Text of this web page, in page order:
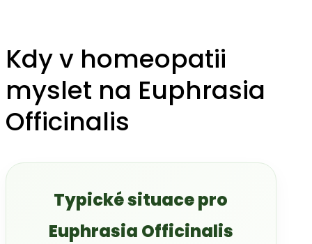
Kdy v homeopatii
myslet na Euphrasia
Officinalis
Typické situace pro
Euphrasia Officinalis